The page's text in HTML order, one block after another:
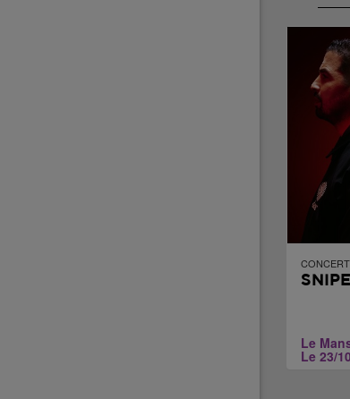
Le
Le 23/